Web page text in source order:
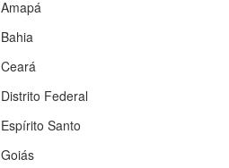
Amapá
Bahia
Ceará
Distrito Federal
Espírito Santo
Goiás